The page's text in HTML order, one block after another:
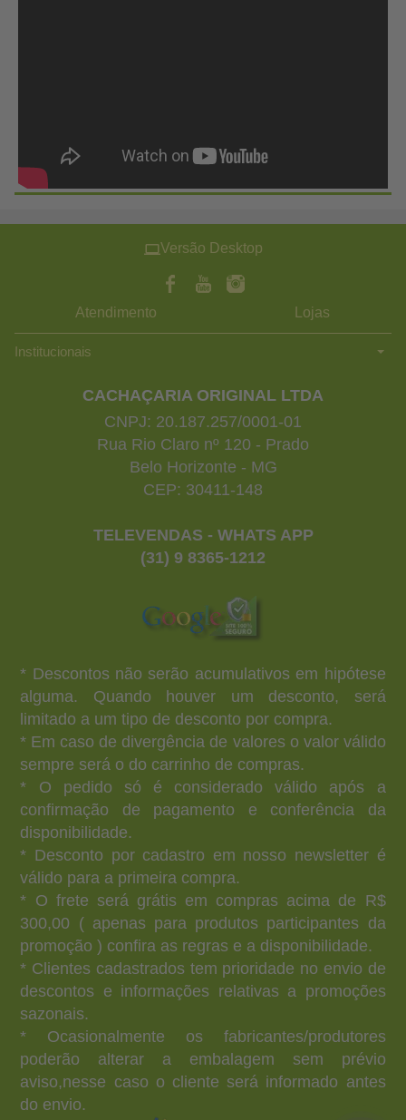
Versão Desktop
Atendimento Lojas
Institucionais
CACHAÇARIA ORIGINAL LTDA
CNPJ: 20.187.257/0001-01
Rua Rio Claro nº 120 - Prado
Belo Horizonte - MG
CEP: 30411-148
TELEVENDAS - WHATS APP
(31) 9 8365-1212
* Descontos não serão acumulativos em hipótese
alguma. Quando houver um desconto, será
limitado a um tipo de desconto por compra.
* Em caso de divergência de valores o valor válido
sempre será o do carrinho de compras.
* O pedido só é considerado válido após a
confirmação de pagamento e conferência da
disponibilidade.
* Desconto por cadastro em nosso newsletter é
válido para a primeira compra.
* O frete será grátis em compras acima de R$
300,00 ( apenas para produtos participantes da
promoção ) confira as regras e a disponibilidade.
* Clientes cadastrados tem prioridade no envio de
descontos e informações relativas a promoções
sazonais.
* Ocasionalmente os fabricantes/produtores
poderão alterar a embalagem sem prévio
aviso,nesse caso o cliente será informado antes
do envio.